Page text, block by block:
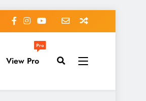
View Pro
Pro